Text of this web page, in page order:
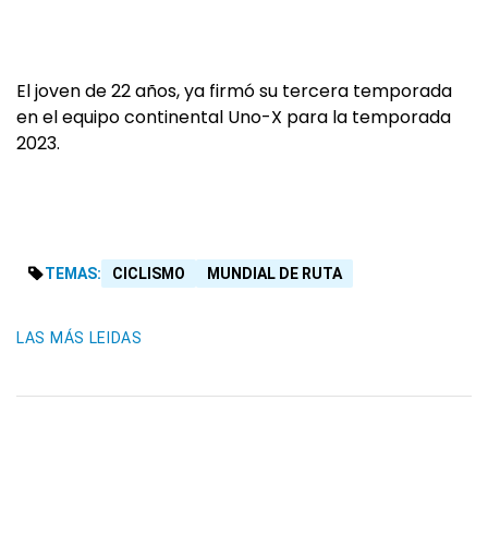
El joven de 22 años, ya firmó su tercera temporada
en el equipo continental Uno-X para la temporada
2023.
TEMAS: CICLISMO MUNDIAL DE RUTA
LAS MÁS LEIDAS